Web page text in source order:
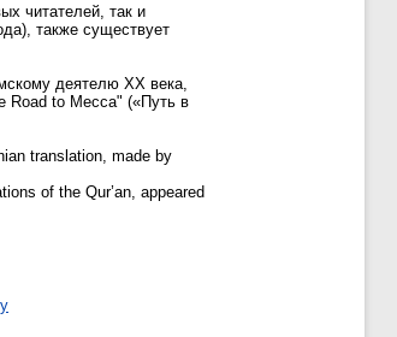
читателей, так и
также существует
деятелю ХХ века,
Road to Mecca" («Путь в
translation, made by
of the Qur’an, appeared